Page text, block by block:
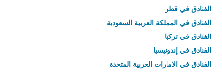
الفنادق في قطر
الفنادق في المملكة العربية السعودية
الفنادق في تركيا
الفنادق في إندونيسيا
الفنادق في الامارات العربية المتحدة